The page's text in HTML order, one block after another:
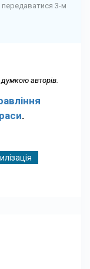
передаватися 3-м
авторів.
.